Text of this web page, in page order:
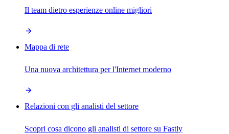
Il team dietro esperienze online migliori
Mappa di rete
Una nuova architettura per l'Internet moderno
Relazioni con gli analisti del settore
Scopri cosa dicono gli analisti di settore su Fastly